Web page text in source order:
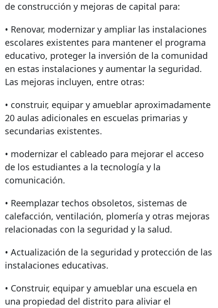
de construcción y mejoras de capital para:
• Renovar, modernizar y ampliar las instalaciones
escolares existentes para mantener el programa
educativo, proteger la inversión de la comunidad
en estas instalaciones y aumentar la seguridad.
Las mejoras incluyen, entre otras:
• construir, equipar y amueblar aproximadamente
20 aulas adicionales en escuelas primarias y
secundarias existentes.
• modernizar el cableado para mejorar el acceso
de los estudiantes a la tecnología y la
comunicación.
• Reemplazar techos obsoletos, sistemas de
calefacción, ventilación, plomería y otras mejoras
relacionadas con la seguridad y la salud.
• Actualización de la seguridad y protección de las
instalaciones educativas.
• Construir, equipar y amueblar una escuela en
una propiedad del distrito para aliviar el